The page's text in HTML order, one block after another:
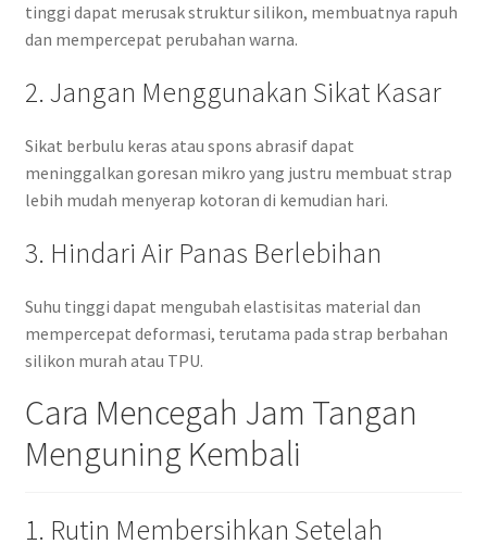
tinggi dapat merusak struktur silikon, membuatnya rapuh
dan mempercepat perubahan warna.
2. Jangan Menggunakan Sikat Kasar
Sikat berbulu keras atau spons abrasif dapat
meninggalkan goresan mikro yang justru membuat strap
lebih mudah menyerap kotoran di kemudian hari.
3. Hindari Air Panas Berlebihan
Suhu tinggi dapat mengubah elastisitas material dan
mempercepat deformasi, terutama pada strap berbahan
silikon murah atau TPU.
Cara Mencegah Jam Tangan
Menguning Kembali
1. Rutin Membersihkan Setelah